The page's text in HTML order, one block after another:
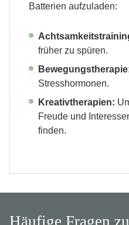
Batterien aufzuladen:
früher zu spüren.
Stresshormonen.
Kreativtherapien:
Freude und
finden.